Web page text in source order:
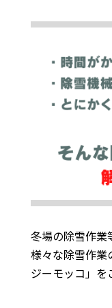
冬場の除雪作業
様々な除雪作業
ジーモッコ」を